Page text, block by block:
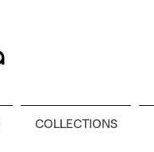
COLLECTIONS